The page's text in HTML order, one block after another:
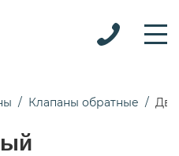
Клапаны обратные